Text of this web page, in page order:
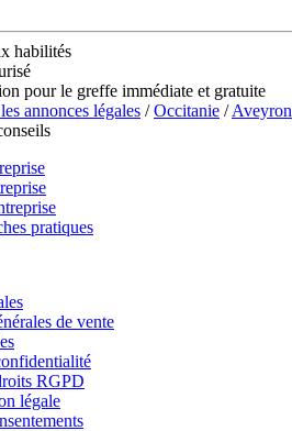
habilités
pour le greffe immédiate et gratuite
annonces légales /Occitanie /Aveyron
pratiques
de vente
RGPD
légale